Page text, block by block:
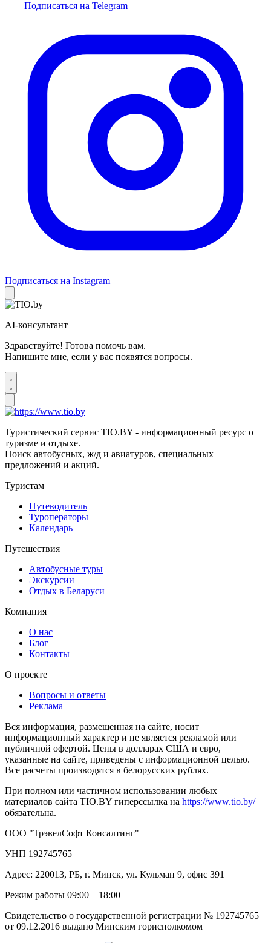
Подписаться на Telegram
Подписаться на Instagram
AI-консультант
Здравствуйте! Готова помочь вам.
Напишите мне, если у вас появятся вопросы.
Туристический сервис TIO.BY - информационный ресурс о
туризме и отдыхе.
Поиск автобусных, ж/д и авиатуров, специальных
предложений и акций.
Туристам
Путеводитель
Туроператоры
Календарь
Путешествия
Автобусные туры
Экскурсии
Отдых в Беларуси
Компания
О нас
Блог
Контакты
О проекте
Вопросы и ответы
Реклама
Вся информация, размещенная на сайте, носит
информационный характер и не является рекламой или
публичной офертой. Цены в долларах США и евро,
указанные на сайте, приведены с информационной целью.
Все расчеты производятся в белорусских рублях.
При полном или частичном использовании любых
материалов сайта TIO.BY гиперссылка на https://www.tio.by/
обязательна.
ООО "ТрэвелСофт Консалтинг"
УНП 192745765
Адрес: 220013, РБ, г. Минск, ул. Кульман 9, офис 391
Режим работы 09:00 – 18:00
Свидетельство о государственной регистрации № 192745765
от 09.12.2016 выдано Минским горисполкомом